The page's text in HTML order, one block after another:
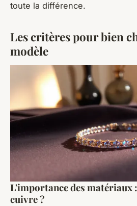
toute la différence.
Les critères pour bien
modèle
L'importance des matériaux
cuivre ?